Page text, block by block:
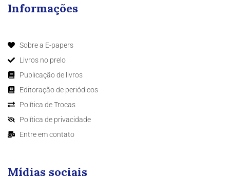
Informações
Sobre a E-papers
Livros no prelo
Publicação de livros
Editoração de periódicos
Política de Trocas
Política de privacidade
Entre em contato
Mídias sociais